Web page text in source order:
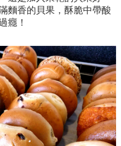
麵香的貝果，酥脆中帶酸
癮！